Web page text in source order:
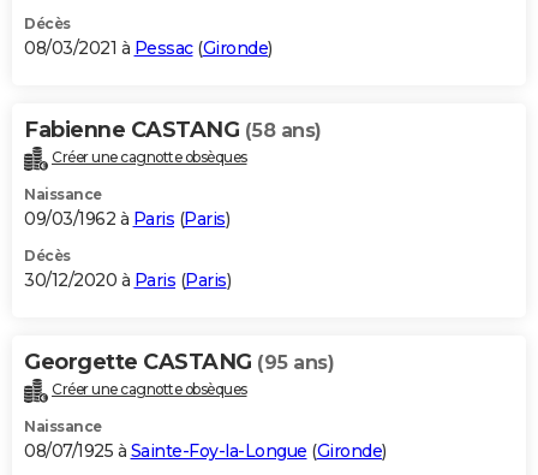
Décès
08/03/2021 à Pessac(Gironde)
Fabienne CASTANG (58 ans)
Créer une cagnotte obsèques
Naissance
09/03/1962 à Paris (Paris)
Décès
30/12/2020 à Paris (Paris)
Georgette CASTANG (95 ans)
Créer une cagnotte obsèques
Naissance
08/07/1925 à Sainte-Foy-la-Longue (Gironde)